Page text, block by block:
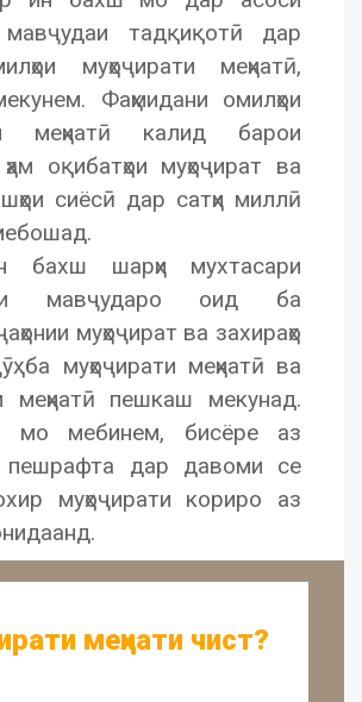
мавҷудаи тадқиқотӣ дар
муҳоҷирати меҳнатӣ,
Фаҳмидани омилҳои
меҳнатӣ калид барои
оқибатҳои муҳоҷират ва
сиёсӣ дар сатҳи миллӣ
бахш шарҳи мухтасари
мавҷударо оид ба
муҳоҷират ва захираҳо
ба муҳоҷирати меҳнатӣ ва
меҳнатӣ пешкаш мекунад.
мо мебинем, бисёре аз
пешрафта дар давоми се
муҳоҷирати кориро аз
меҳнати чист?